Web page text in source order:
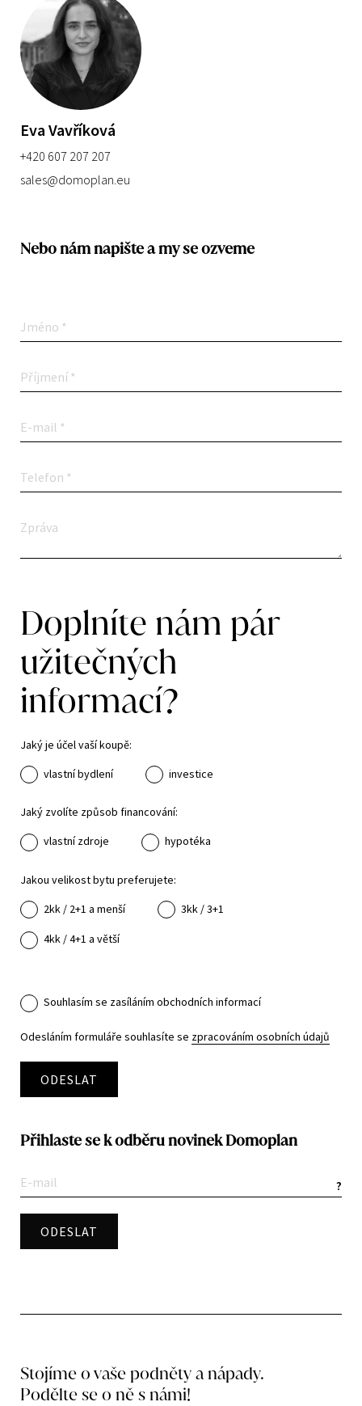
Eva Vavříková
+420 607 207 207
sales@domoplan.eu
Nebo nám napište a my se ozveme
Doplníte nám pár
užitečných
informací?
Jaký je účel vaší koupě:
vlastní bydlení
investice
Jaký zvolíte způsob financování:
vlastní zdroje
hypotéka
Jakou velikost bytu preferujete:
2kk / 2+1 a menší
3kk / 3+1
4kk / 4+1 a větší
Souhlasím se zasíláním obchodních informací
Odesláním formuláře souhlasíte se zpracováním osobních údajů
ODESLAT
Přihlaste se k odběru novinek Domoplan
?
Stojíme o vaše podněty a nápady.
Podělte se o ně s námi!